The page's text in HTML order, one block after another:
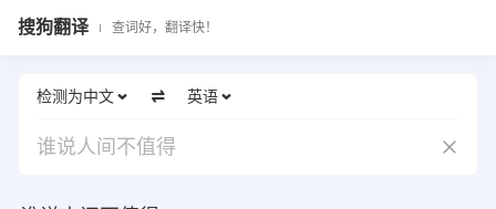
搜狗翻译 查词好，翻译快！
检测为中文 英语
谁说人间不值得